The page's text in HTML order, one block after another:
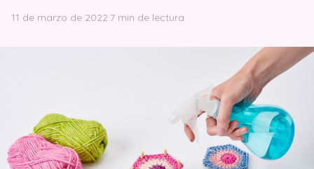
11 de marzo de 2022·7 min de lectura